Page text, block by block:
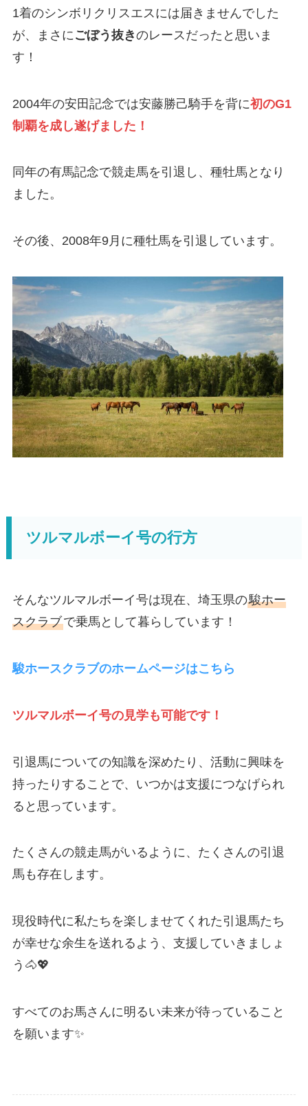
1着のシンボリクリスエスには届きませんでした
が、まさに ごぼう抜きのレースだったと思いま
す！
2004年の安田記念では安藤勝己騎手を背に初のG1
制覇を成し遂げました！
同年の有馬記念で競走馬を引退し、種牡馬となり
ました。
その後、2008年9月に種牡馬を引退しています。
ツルマルボーイ号の行方
そんなツルマルボーイ号は現在、埼玉県の駿ホー
スクラブで乗馬として暮らしています！
駿ホースクラブのホームページはこちら
ツルマルボーイ号の見学も可能です！
引退馬についての知識を深めたり、活動に興味を
持ったりすることで、いつかは支援につなげられ
ると思っています。
たくさんの競走馬がいるように、たくさんの引退
馬も存在します。
現役時代に私たちを楽しませてくれた引退馬たち
が幸せな余生を送れるよう、支援していきましょ
う🐴💖
すべてのお馬さんに明るい未来が待っていること
を願います✨